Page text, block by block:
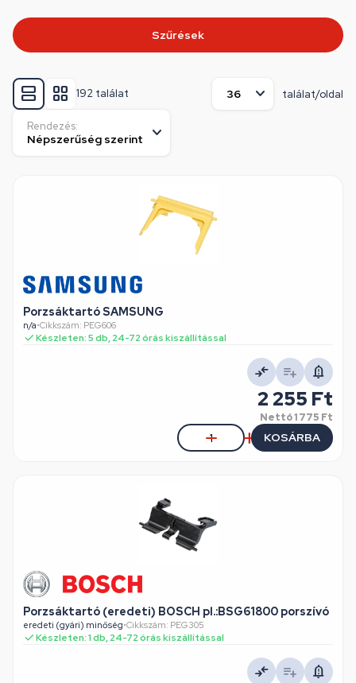
192 találat találat/oldal
Rendezés:
Porzsáktartó SAMSUNG
n/a•Cikkszám: PEG606
Készleten: 5 db, 24-72 órás kiszállítással
2 255 Ft
Nettó1 775 Ft
KOSÁRBA
Porzsáktartó (eredeti) BOSCH pl.:BSG61800 porszívó
eredeti (gyári) minőség•Cikkszám: PEG305
Készleten: 1 db, 24-72 órás kiszállítással
Szűrések